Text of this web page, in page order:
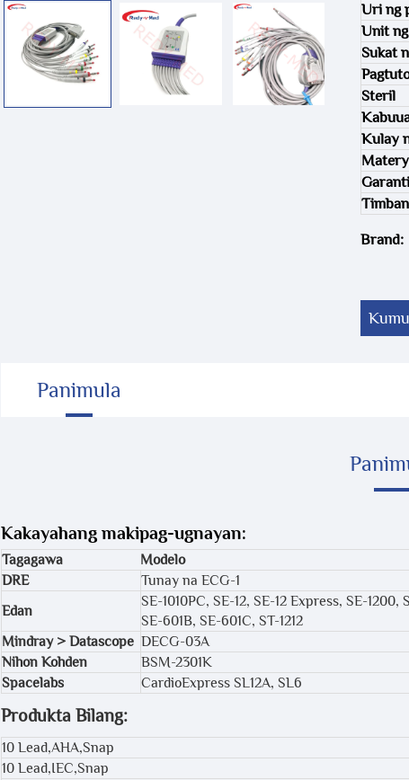
Uri ng
Unit
Sukat
Steril
Kulay
Brand:
Panimula
Kakayahang makipag-ugnayan:
Tagagawa
Modelo
DRE
Tunay na ECG-1
Edan
SE-1010PC, SE-12, SE-12 Express, SE-1200,
SE-601B, SE-601C, ST-1212
Mindray > Datascope DECG-03A
Nihon Kohden
BSM-2301K
Spacelabs
CardioExpress SL12A, SL6
Produkta Bilang:
10 Lead,AHA,Snap
10 Lead,IEC,Snap